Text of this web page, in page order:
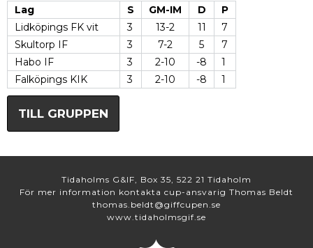
Lag S GM-IM D
P
Lidköpings FK vit
3 13-2 11
7
Skultorp IF
3 7-2 5
7
Habo IF
3 2-10 -8
1
Falköpings KIK
3 2-10 -8 1
TILL GRUPPEN
Tidaholms G&IF, Box 35, 522 21 Tidaholm
För mer information kontakta cup-ansvarig Thomas Beldt
thomas.beldt@giffcupen.se
www.tidaholmsgif.se